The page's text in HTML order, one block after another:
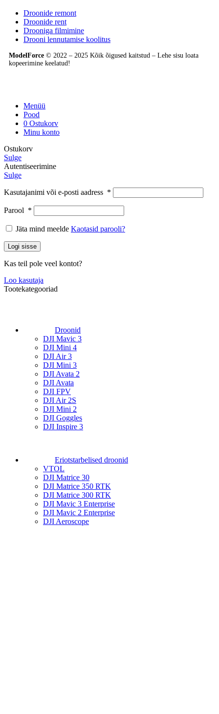
Droonide remont
Droonide rent
Drooniga filmimine
Drooni lennutamise koolitus
ModelForce © 2022 – 2025 Kõik õigused kaitstud – Lehe sisu loata
kopeerimine keelatud!
Menüü
Pood
0 Ostukorv
Minu konto
Ostukorv
Sulge
Autentiseerimine
Sulge
Kasutajanimi või e-posti aadress *
Parool *
Jäta mind meelde Kaotasid parooli?
Logi sisse
Kas teil pole veel kontot?
Loo kasutaja
Tootekategooriad
Droonid
DJI Mavic 3
DJI Mini 4
DJI Air 3
DJI Mini 3
DJI Avata 2
DJI Avata
DJI FPV
DJI Air 2S
DJI Mini 2
DJI Goggles
DJI Inspire 3
Eriotstarbelised droonid
VTOL
DJI Matrice 30
DJI Matrice 350 RTK
DJI Matrice 300 RTK
DJI Mavic 3 Enterprise
DJI Mavic 2 Enterprise
DJI Aeroscope